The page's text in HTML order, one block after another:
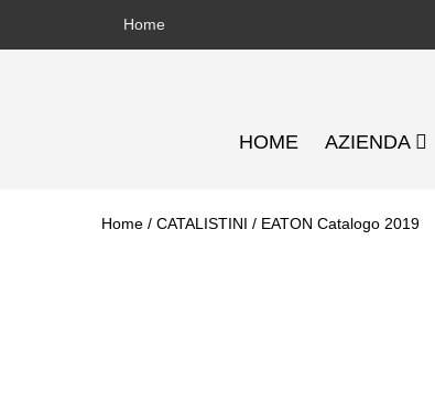
Home
HOME AZIENDA
Home / CATALISTINI / EATON Catalogo 2019